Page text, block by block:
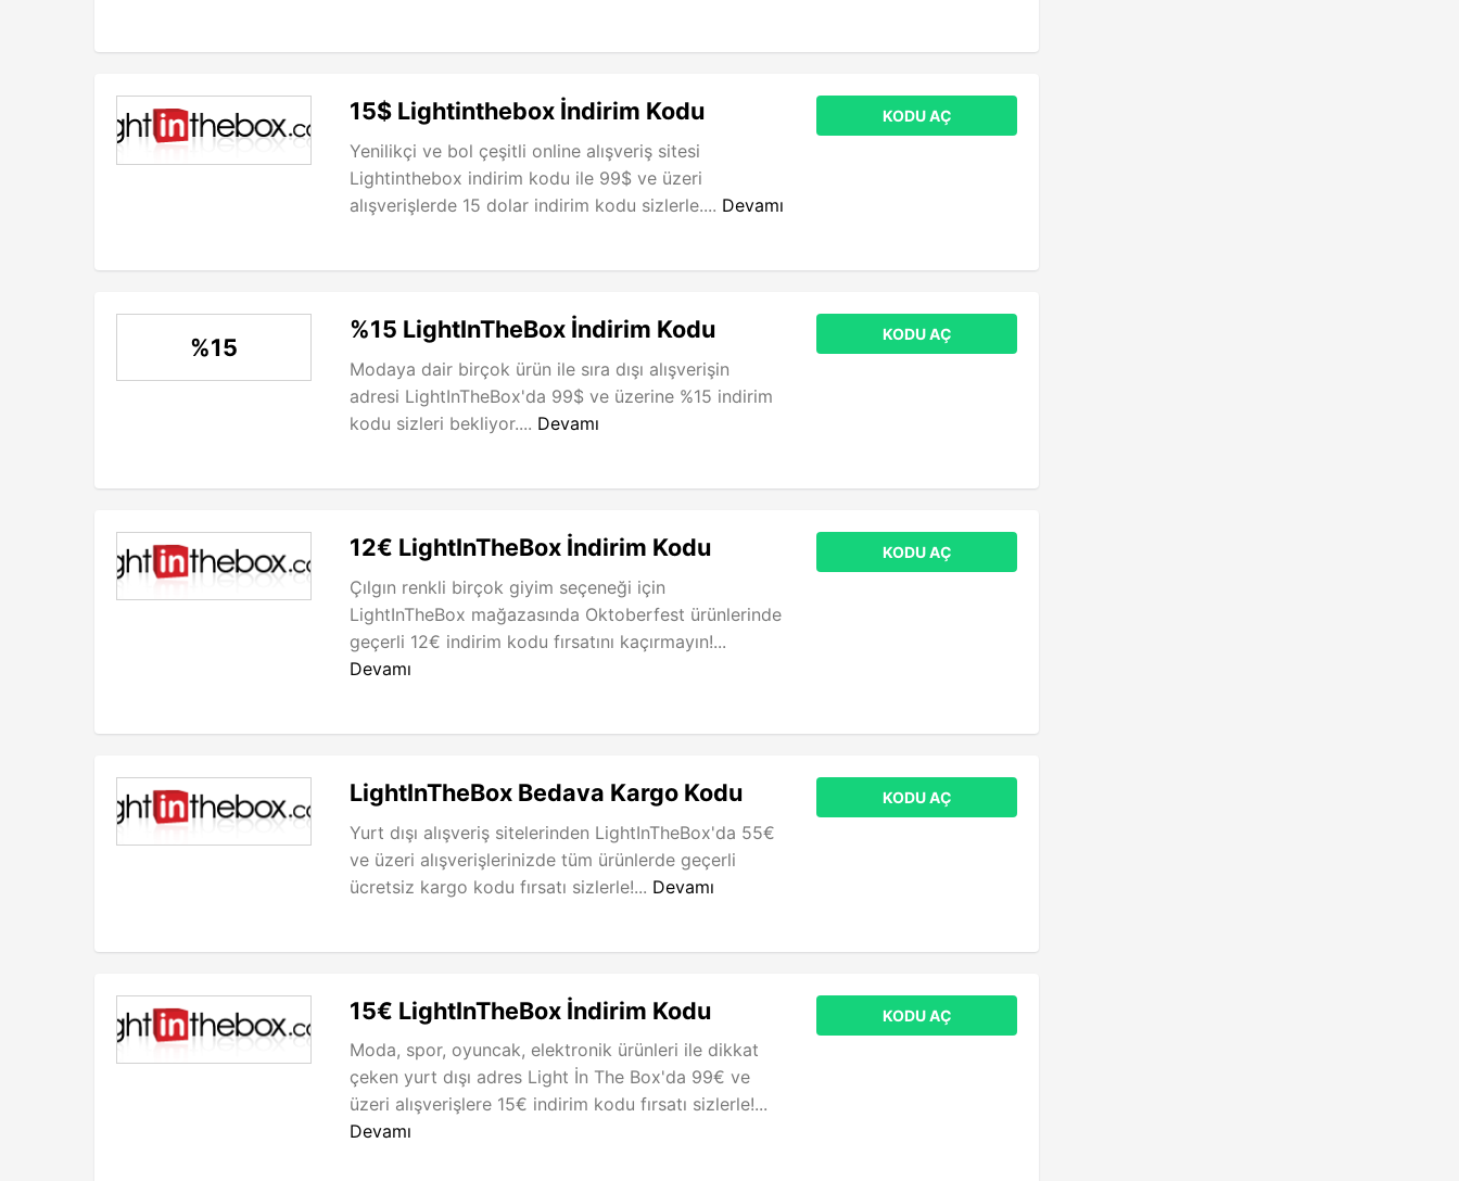
15$ Lightinthebox İndirim Kodu
Yenilikçi ve bol çeşitli online alışveriş sitesi
Lightinthebox indirim kodu ile 99$ ve üzeri
alışverişlerde 15 dolar indirim kodu sizlerle.... Devamı
KODU AÇ
%15
%15 LightInTheBox İndirim Kodu
Modaya dair birçok ürün ile sıra dışı alışverişin
adresi LightInTheBox'da 99$ ve üzerine %15 indirim
kodu sizleri bekliyor.... Devamı
KODU AÇ
12€ LightInTheBox İndirim Kodu
Çılgın renkli birçok giyim seçeneği için
LightInTheBox mağazasında Oktoberfest ürünlerinde
geçerli 12€ indirim kodu fırsatını kaçırmayın!...
Devamı
KODU AÇ
LightInTheBox Bedava Kargo Kodu
Yurt dışı alışveriş sitelerinden LightInTheBox'da 55€
ve üzeri alışverişlerinizde tüm ürünlerde geçerli
ücretsiz kargo kodu fırsatı sizlerle!... Devamı
KODU AÇ
15€ LightInTheBox İndirim Kodu
Moda, spor, oyuncak, elektronik ürünleri ile dikkat
çeken yurt dışı adres Light İn The Box'da 99€ ve
üzeri alışverişlere 15€ indirim kodu fırsatı sizlerle!...
Devamı
KODU AÇ